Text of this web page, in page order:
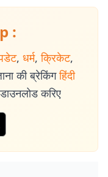
:
, धर्म, क्रिकेट,
की ब्रेकिंग हिंदी
करिए